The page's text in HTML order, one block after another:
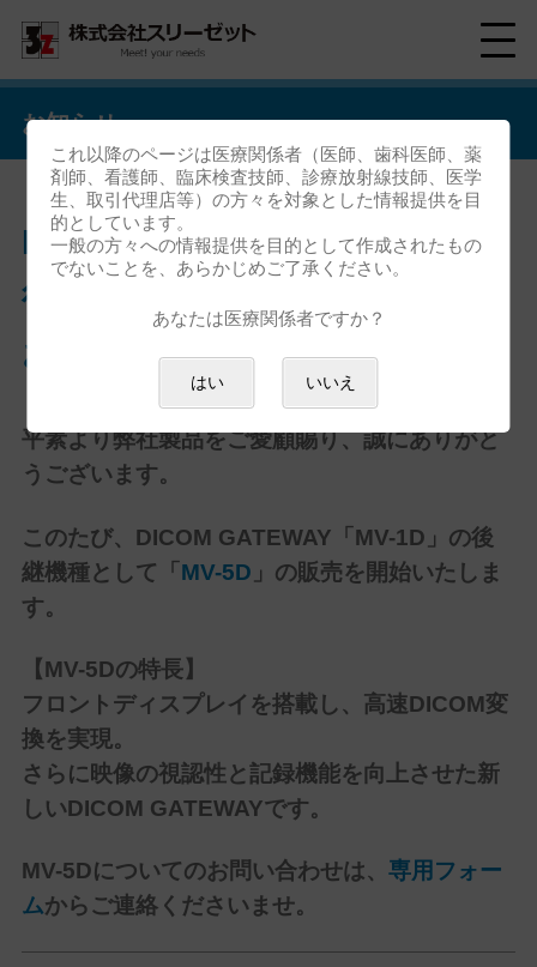
お知らせ
DICOM GATEWAY「MV-1D」
後続機種「MV-5D」販売開始の
お知らせ
平素より弊社製品をご愛顧賜り、誠にありがと
うございます。
このたび、 DICOM GATEWAY「MV-1D」の後
継機種として「 MV-5D 」の販売を開始いたしま
す。
【MV-5Dの特長】
フロントディスプレイを搭載し、高速DICOM変
換を実現。
さらに映像の視認性と記録機能を向上させた新
しいDICOM GATEWAYです。
MV-5Dについてのお問い合わせは、 専用フォー
ムからご連絡くださいませ。
これ以降のページは医療関係者（医師、歯科医師、薬
剤師、看護師、臨床検査技師、診療放射線技師、医学
生、取引代理店等）の方々を対象とした情報提供を目
的としています。
一般の方々への情報提供を目的として作成されたもの
でないことを、あらかじめご了承ください。
あなたは医療関係者ですか？
はい いいえ